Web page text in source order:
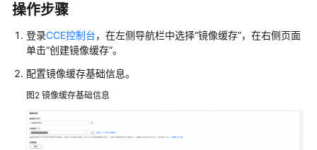
储
云
生
观
测
操作步骤
登录CCE控制台，在左侧导航栏中选择“镜像缓存”，在右侧页面
单击“创建镜像缓存”。
配置镜像缓存基础信息。
图2 镜像缓存基础信息